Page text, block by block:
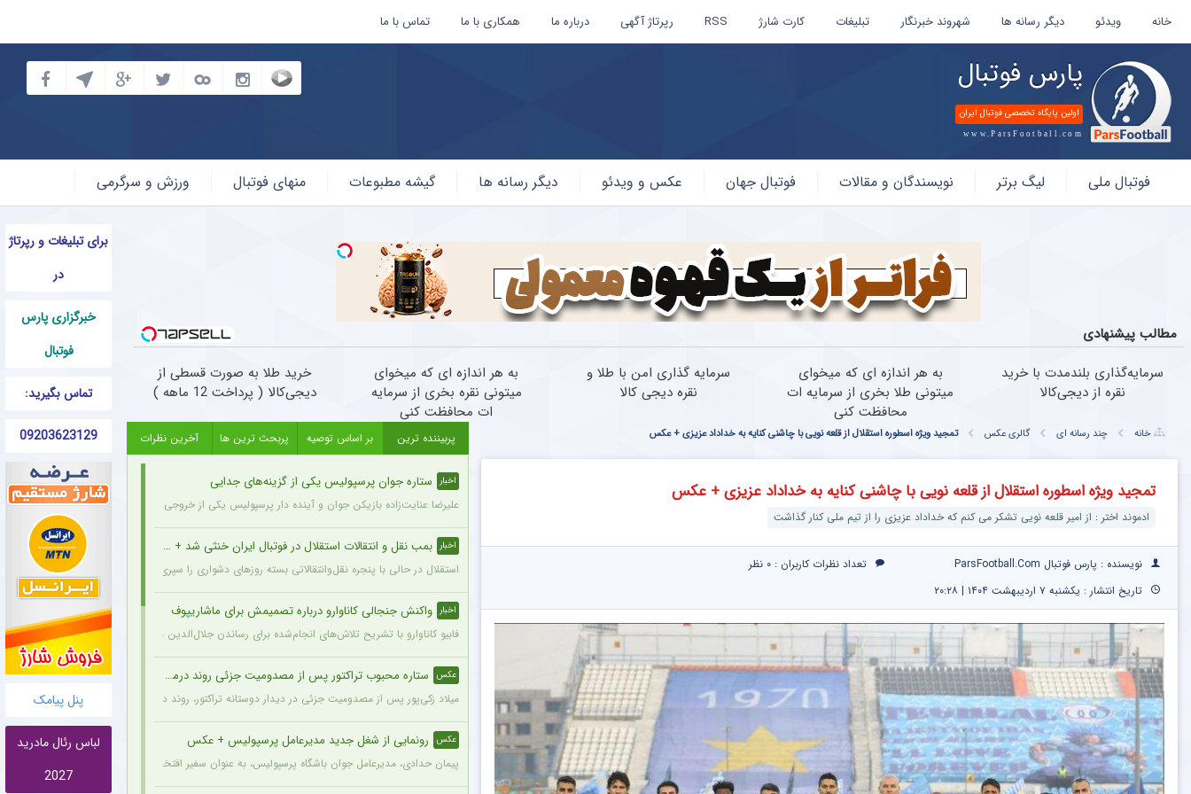
خانه ویدئو دیگر رسانه ها شهروند خبرنگار تبلیغات کارت شارژ RSS رپرتاژ آگهی درباره ما همکاری با ما تماس با ما
پارس فوتبال
اولین پایگاه تخصصی فوتبال ایران
www.ParsFootball.com
فوتبال
فوتبال ملی لیگ برتر نویسندگان و مقالات فوتبال جهان عکس و ویدئو دیگر رسانه ها گیشه مطبوعات منهای فوتبال ورزش و سرگرمی
برای تبلیغات و رپرتاژ
در
خبرگزاری پارس
فوتبال
تماس بگیرید:
09203623129
پنل پیامک
لباس رئال مادرید
2027
مطالب پیشنهادی
سرمایه‌گذاری بلندمدت با خرید
نقره از دیجی‌کالا
به هر اندازه ای که میخوای
میتونی طلا بخری از سرمایه ات
محافظت کنی
سرمایه گذاری امن با طلا و
نقره دیجی کالا
به هر اندازه ای که میخوای
میتونی نقره بخری از سرمایه
ات محافظت کنی
خرید طلا به صورت قسطی از
دیجی‌کالا ( پرداخت 12 ماهه )
خانه چند رسانه ای گالری عکس تمجید ویژه اسطوره استقلال از قلعه نویی با چاشنی کنایه به خداداد عزیزی + عکس
تمجید ویژه اسطوره استقلال از قلعه نویی با چاشنی کنایه به خداداد عزیزی + عکس
ادموند اختر : از امیر قلعه‌ نویی تشکر می‌ کنم که خداداد عزیزی را از تیم ملی کنار گذاشت
نویسنده : پارس فوتبال ParsFootball.Com تعداد نظرات کاربران : ۰ نظر
تاریخ انتشار : یکشنبه ۷ اردیبهشت ۱۴۰۴ | ۲۰:۲۸
پربیننده ترین بر اساس توصیه پربحث ترین ها آخرین نظرات
اخبار ستاره جوان پرسپولیس یکی از گزینه‌های جدایی
علیرضا عنایت‌زاده بازیکن جوان و آینده دار پرسپولیس یکی از خروجی های احتمالی باشگاه به شمار می رود.
اخبار بمب نقل و انتقالات استقلال در فوتبال ایران خنثی شد + جزئیات
استقلال در حالی با پنجره نقل‌وانتقالاتی بسته روزهای دشواری را سپری می‌کند که در همین شرایط، نام
اخبار واکنش جنجالی کاناوارو درباره تصمیمش برای ماشاریپوف
فابیو کاناوارو با تشریح تلاش‌های انجام‌شده برای رساندن جلال‌الدین ماشاریپوف به جام جهانی تأکید
عکس ستاره محبوب تراکتور پس از مصدومیت جزئی روند درمان را پشت سر گذاشت + عکس
میلاد زکی‌پور پس از مصدومیت جزئی در دیدار دوستانه تراکتور، روند درمان خود را پشت سر می‌گذارد و
عکس رونمایی از شغل جدید مدیرعامل پرسپولیس + عکس
پیمان حدادی، مدیرعامل جوان باشگاه پرسپولیس، به عنوان سفیر افتخاری ورزش چوگان انتخاب شد.